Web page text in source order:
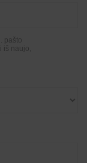
pašto
iš naujo,